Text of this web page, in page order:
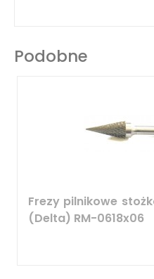
Podobne
Frezy pilnikowe
(Delta) RM-0618x06